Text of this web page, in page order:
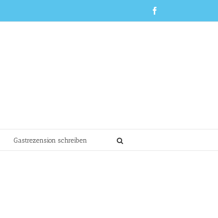
Gastrezension schreiben